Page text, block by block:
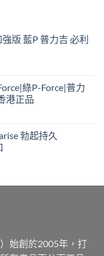
版 藍P 普力吉 必利
綠P-Force|普力
港正品
勃起持久
始創於2005年，打